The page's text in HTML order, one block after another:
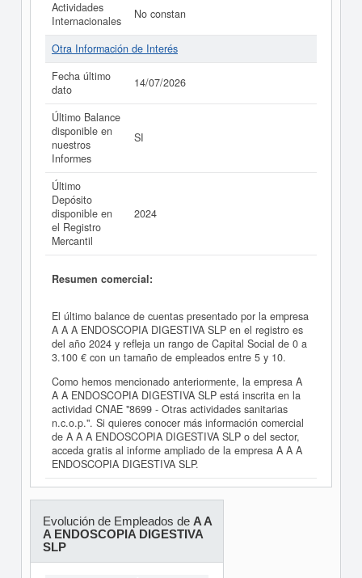
Actividades
Internacionales
No constan
Otra Información de Interés
Fecha último
dato
14/07/2026
Último Balance
disponible en
nuestros
Informes
SI
Último
Depósito
disponible en
el Registro
Mercantil
2024
Resumen comercial:
El último balance de cuentas presentado por la empresa
A A A ENDOSCOPIA DIGESTIVA SLP en el registro es
del año 2024 y refleja un rango de Capital Social de 0 a
3.100 € con un tamaño de empleados entre 5 y 10.
Como hemos mencionado anteriormente, la empresa A
A A ENDOSCOPIA DIGESTIVA SLP está inscrita en la
actividad CNAE "8699 - Otras actividades sanitarias
n.c.o.p.". Si quieres conocer más información comercial
de A A A ENDOSCOPIA DIGESTIVA SLP o del sector,
acceda gratis al informe ampliado de la empresa A A A
ENDOSCOPIA DIGESTIVA SLP.
Evolución de Empleados de A A
A ENDOSCOPIA DIGESTIVA
SLP